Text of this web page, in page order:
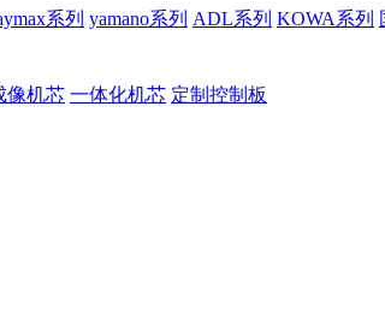
系列 yamano系列 ADL系列 KOWA系列
像机芯 一体化机芯 定制控制板